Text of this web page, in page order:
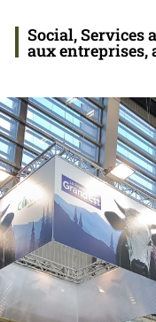
Social, Services
aux entreprises,